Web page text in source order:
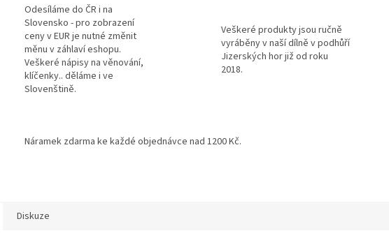
Odesíláme do ČR i na
Slovensko - pro zobrazení
ceny v EUR je nutné změnit
měnu v záhlaví eshopu.
Veškeré nápisy na věnování,
klíčenky.. děláme i ve
Slovenštině.
Veškeré produkty jsou ručně
vyráběny v naší dílně v podhůří
Jizerských hor již od roku
2018.
Náramek zdarma ke každé objednávce nad 1200 Kč.
Diskuze